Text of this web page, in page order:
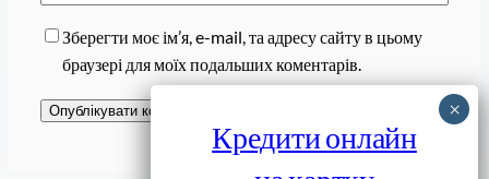
Зберегти моє ім’я, e-mail, та адресу сайту в цьому
браузері для моїх подальших коментарів.
Кредити онлайн